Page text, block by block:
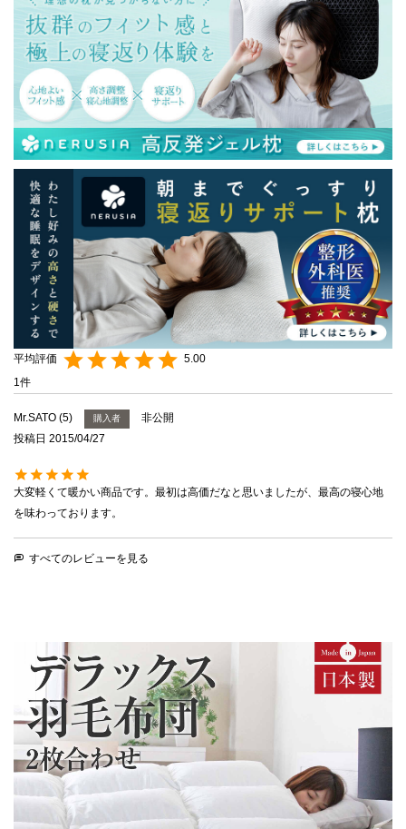
5.00
1
Mr.SATO 5 購入者
非公開
投稿日 2015/04/27
大変軽くて暖かい商品です。最初は高価だなと思いましたが、最高の寝心地
すべてのレビューを見る